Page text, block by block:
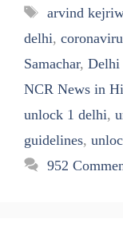
Tags
arvind
delhi,
Samachar, Delhi
NCR News in
unlock 1 delhi,
guidelines,
952